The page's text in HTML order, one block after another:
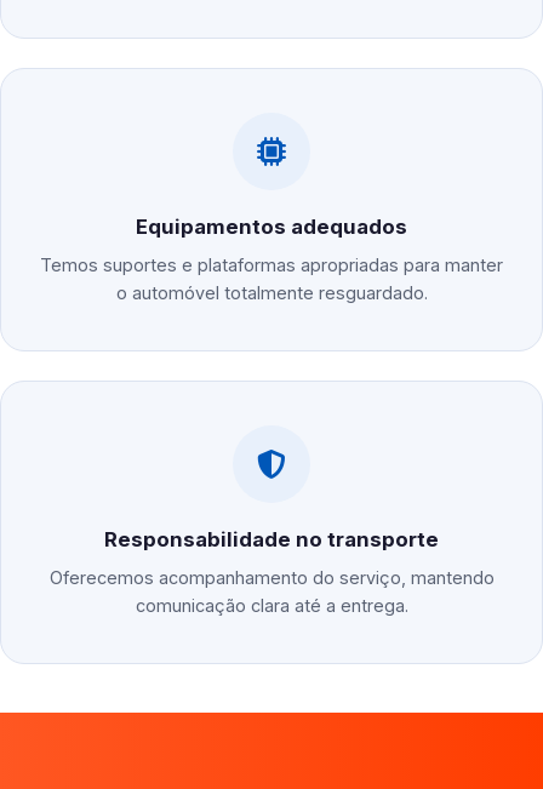
Equipamentos adequados
Temos suportes e plataformas apropriadas para manter
o automóvel totalmente resguardado.
Responsabilidade no transporte
Oferecemos acompanhamento do serviço, mantendo
comunicação clara até a entrega.